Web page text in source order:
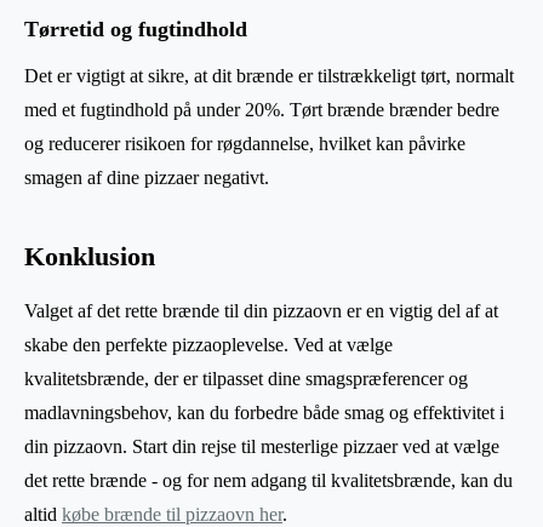
Tørretid og fugtindhold
Det er vigtigt at sikre, at dit brænde er tilstrækkeligt tørt, normalt
med et fugtindhold på under 20%. Tørt brænde brænder bedre
og reducerer risikoen for røgdannelse, hvilket kan påvirke
smagen af dine pizzaer negativt.
Konklusion
Valget af det rette brænde til din pizzaovn er en vigtig del af at
skabe den perfekte pizzaoplevelse. Ved at vælge
kvalitetsbrænde, der er tilpasset dine smagspræferencer og
madlavningsbehov, kan du forbedre både smag og effektivitet i
din pizzaovn. Start din rejse til mesterlige pizzaer ved at vælge
det rette brænde - og for nem adgang til kvalitetsbrænde, kan du
altid købe brænde til pizzaovn her.